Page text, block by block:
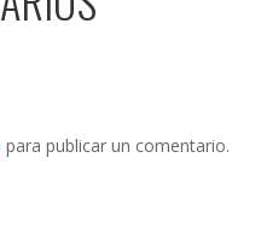
para publicar un comentario.